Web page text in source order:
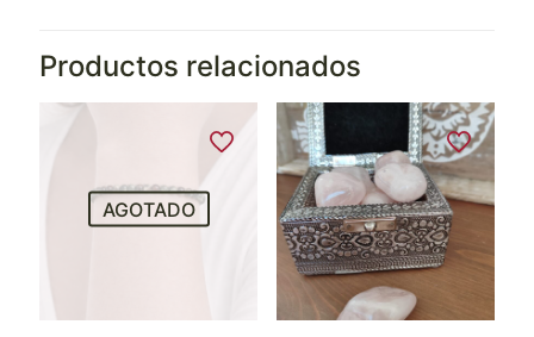
Productos relacionados
AGOTADO